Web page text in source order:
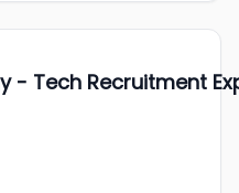
- Tech Recruitment